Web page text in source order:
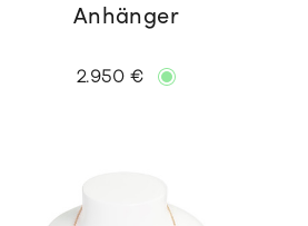
Anhänger
2.950 €